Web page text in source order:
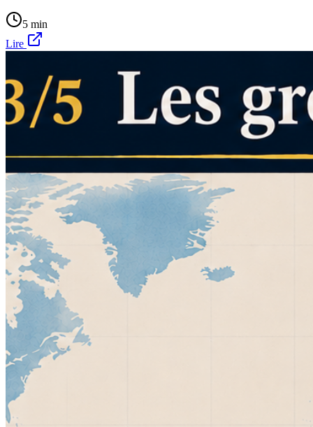
5 min
Lire